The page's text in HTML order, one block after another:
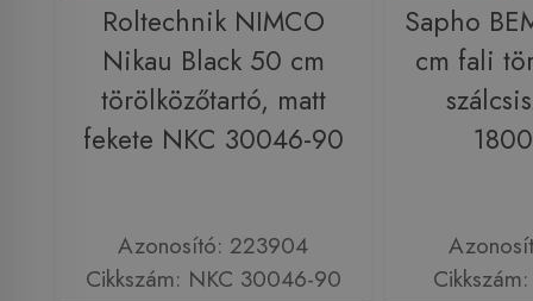
Roltechnik NIMCO
Nikau Black 50 cm
törölközőtartó, matt
fekete NKC 30046-90
Azonosító: 223904
Cikkszám: NKC 30046-90
Sapho
cm fali